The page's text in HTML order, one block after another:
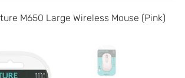
M650 Large Wireless Mouse (Pink)